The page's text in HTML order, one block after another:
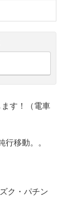
す！（電車
移動。。
ク・パチン